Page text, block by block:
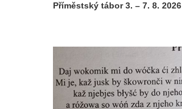
Příměstský tábor 3. – 7. 8. 2026